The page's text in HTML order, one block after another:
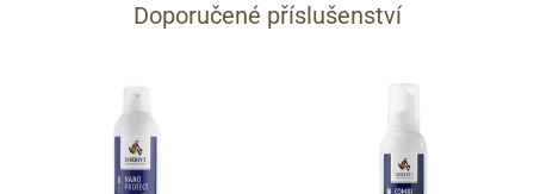
Doporučené příslušenství